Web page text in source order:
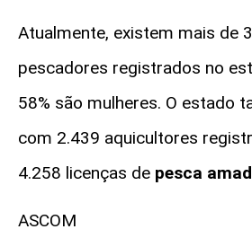
Atualmente, existem mais de
pescadores registrados no
58% são mulheres. O estado
com 2.439 aquicultores
4.258 licenças de pesca
ASCOM